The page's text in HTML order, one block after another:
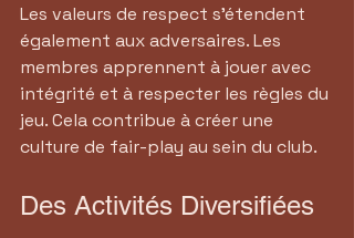
Les valeurs de respect s'étendent
également aux adversaires. Les
membres apprennent à jouer avec
intégrité et à respecter les règles du
jeu. Cela contribue à créer une
culture de fair-play au sein du club.
Des Activités Diversifiées